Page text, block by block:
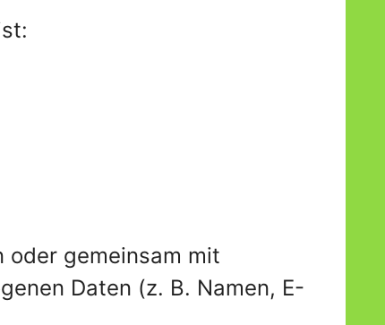
gemeinsam mit
Daten (z. B. Namen, E-